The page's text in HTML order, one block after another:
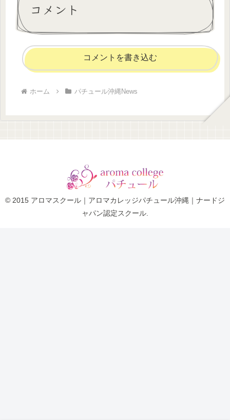
コメント
コメントを書き込む
ホーム パチュール沖縄News
© 2015 アロマスクール｜アロマカレッジパチュール沖縄｜ナードジ
ャパン認定スクール.